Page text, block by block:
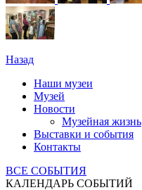
Назад
Наши музеи
Музей
Новости
Музейная жизнь
Выставки и события
Контакты
ВСЕ СОБЫТИЯ
КАЛЕНДАРЬ СОБЫТИЙ